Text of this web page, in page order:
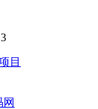
3
网